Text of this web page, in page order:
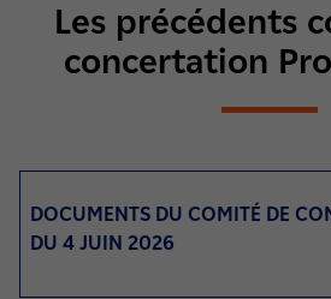
Les précédents
concertation
DOCUMENTS DU COMITÉ DE
DU 4 JUIN 2026